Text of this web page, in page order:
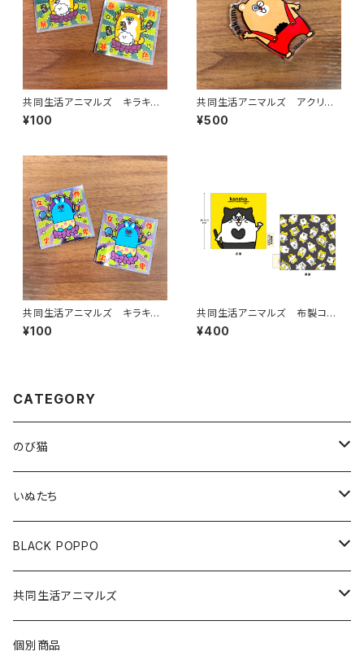
共同生活アニマルズ キラキラ
ステッカー（新沼）
¥100
共同生活アニマルズ アクリル
ボールチェーン（佐久間）
¥500
共同生活アニマルズ キラキラ
ステッカー（宇崎）
¥100
共同生活アニマルズ 布製コー
スター（金子）
¥400
CATEGORY
のび猫
布製コースター
ハチワレ
みけねこ
アクリルクリップスタンド
アクリルクリップ
アクリルボールチェーン
いぬたち
布製コースター
アクリルボールチェーン
ポストカード
BLACK POPPO
ポストカード
A5クリアファイル
共同生活アニマルズ
クッションキーホルダー
個別商品